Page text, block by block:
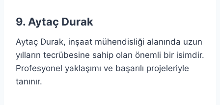
9. Aytaç Durak
Aytaç Durak, inşaat mühendisliği alanında uzun
yılların tecrübesine sahip olan önemli bir isimdir.
Profesyonel yaklaşımı ve başarılı projeleriyle
tanınır.